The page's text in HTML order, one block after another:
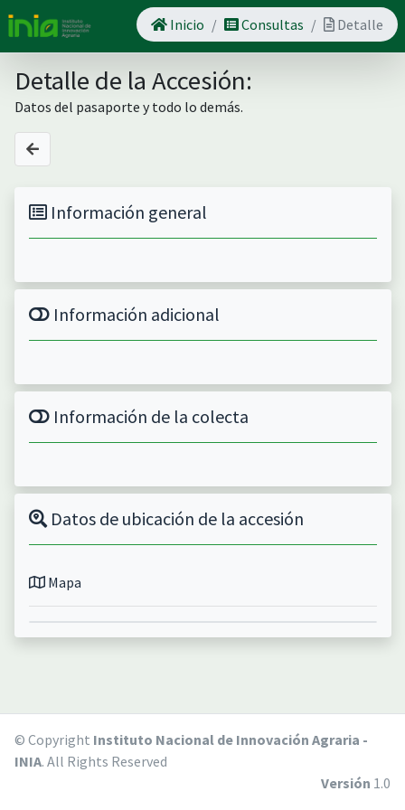
Inicio Consultas Detalle
Detalle de la Accesión:
Datos del pasaporte y todo lo demás.
Información general
Información adicional
Información de la colecta
Datos de ubicación de la accesión
Mapa
© Copyright Instituto Nacional de Innovación Agraria -
INIA. All Rights Reserved
Versión 1.0